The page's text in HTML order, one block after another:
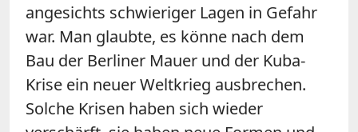
angesichts schwieriger Lagen in Gefahr
war. Man glaubte, es könne nach dem
Bau der Berliner Mauer und der Kuba-
Krise ein neuer Weltkrieg ausbrechen.
Solche Krisen haben sich wieder